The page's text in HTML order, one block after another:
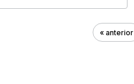
« anterior